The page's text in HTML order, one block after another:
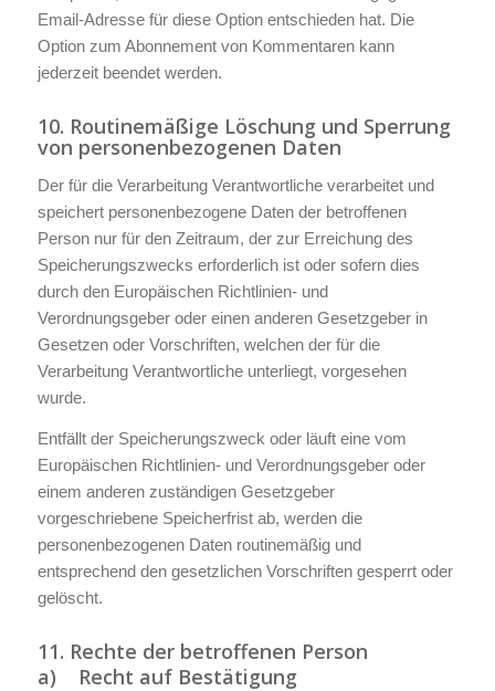
Email-Adresse für diese Option entschieden hat. Die
Option zum Abonnement von Kommentaren kann
jederzeit beendet werden.
10. Routinemäßige Löschung und Sperrung
von personenbezogenen Daten
Der für die Verarbeitung Verantwortliche verarbeitet und
speichert personenbezogene Daten der betroffenen
Person nur für den Zeitraum, der zur Erreichung des
Speicherungszwecks erforderlich ist oder sofern dies
durch den Europäischen Richtlinien- und
Verordnungsgeber oder einen anderen Gesetzgeber in
Gesetzen oder Vorschriften, welchen der für die
Verarbeitung Verantwortliche unterliegt, vorgesehen
wurde.
Entfällt der Speicherungszweck oder läuft eine vom
Europäischen Richtlinien- und Verordnungsgeber oder
einem anderen zuständigen Gesetzgeber
vorgeschriebene Speicherfrist ab, werden die
personenbezogenen Daten routinemäßig und
entsprechend den gesetzlichen Vorschriften gesperrt oder
gelöscht.
11. Rechte der betroffenen Person
a) Recht auf Bestätigung